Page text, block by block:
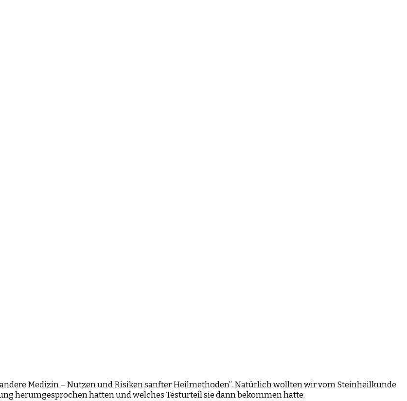
Medizin – Nutzen und Risiken sanfter Heilmethoden”. Natürlich wollten wir vom Steinheilkunde
herumgesprochen hatten und welches Testurteil sie dann bekommen hatte.